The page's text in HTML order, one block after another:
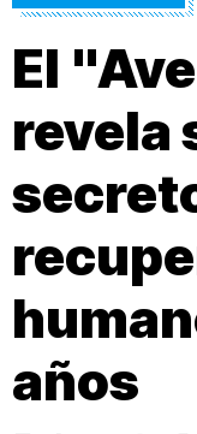
El
revela
años